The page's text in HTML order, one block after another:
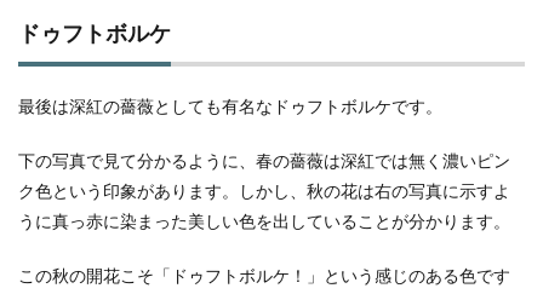
ドゥフトボルケ
最後は深紅の薔薇としても有名なドゥフトボルケです。
下の写真で見て分かるように、春の薔薇は深紅では無く濃いピン
ク色という印象があります。しかし、秋の花は右の写真に示すよ
うに真っ赤に染まった美しい色を出していることが分かります。
この秋の開花こそ「ドゥフトボルケ！」という感じのある色です